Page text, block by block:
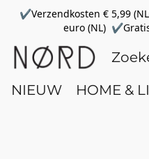
✔Verzendkosten € 5,99
euro (NL)
NIEUW HOME &